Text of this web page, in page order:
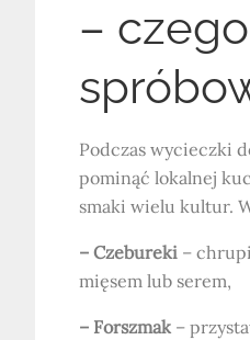
–
Podczas wycieczki
pominąć lokalnej
smaki wielu kultur.
– Czebureki –
mięsem lub serem,
– Forszmak –